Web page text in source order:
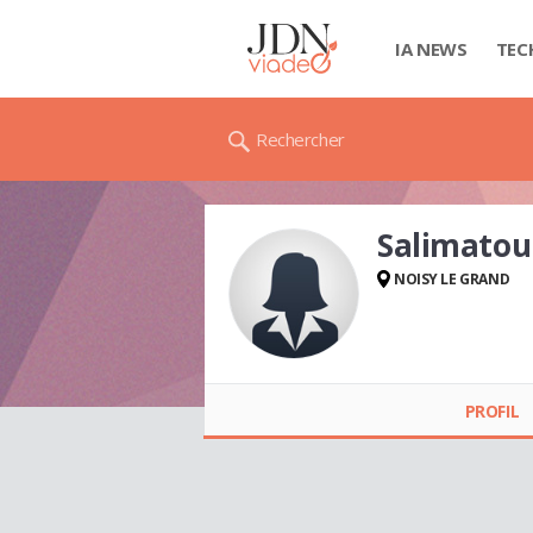
IA NEWS
Rechercher
NOISY LE GRAND
PROFIL